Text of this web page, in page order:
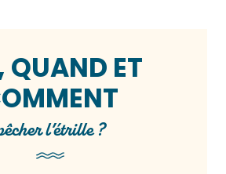
QUAND ET
l’étrille ?